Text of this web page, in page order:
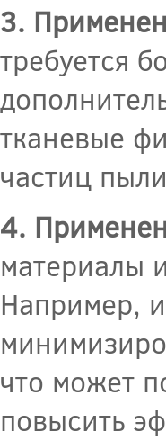
3.
требуется
тканевые
частиц
4.
материалы
Например,
что может
повысить